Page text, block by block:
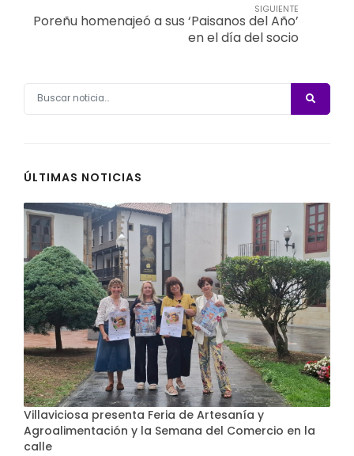
SIGUIENTE
Poreñu homenajeó a sus ‘Paisanos del Año’
en el día del socio
ÚLTIMAS NOTICIAS
Villaviciosa presenta Feria de Artesanía y
Agroalimentación y la Semana del Comercio en la
calle